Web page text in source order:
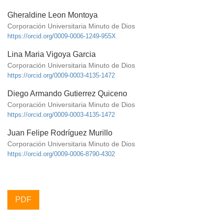
Gheraldine Leon Montoya
Corporación Universitaria Minuto de Dios
https://orcid.org/0009-0006-1249-955X
Lina Maria Vigoya Garcia
Corporación Universitaria Minuto de Dios
https://orcid.org/0009-0003-4135-1472
Diego Armando Gutierrez Quiceno
Corporación Universitaria Minuto de Dios
https://orcid.org/0009-0003-4135-1472
Juan Felipe Rodríguez Murillo
Corporación Universitaria Minuto de Dios
https://orcid.org/0009-0006-8790-4302
PDF